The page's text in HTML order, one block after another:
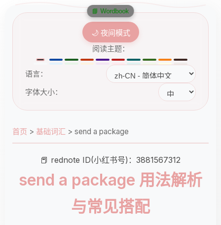
🌙 夜间模式
阅读主题：
语言：
字体大小：
首页 > 基础词汇 > send a package
📕 rednote ID(小红书号)：3881567312
send a package 用法解析
与常见搭配
📘 Wordbook